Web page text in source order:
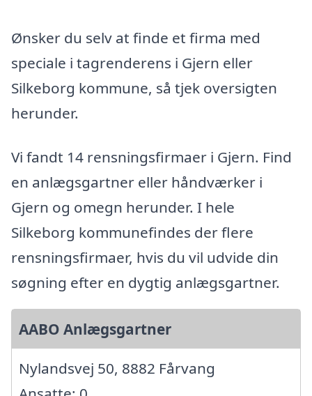
Ønsker du selv at finde et firma med
speciale i tagrenderens i Gjern eller
Silkeborg kommune, så tjek oversigten
herunder.
Vi fandt 14 rensningsfirmaer i Gjern. Find
en anlægsgartner eller håndværker i
Gjern og omegn herunder. I hele
Silkeborg kommunefindes der flere
rensningsfirmaer, hvis du vil udvide din
søgning efter en dygtig anlægsgartner.
AABO Anlægsgartner
Nylandsvej 50, 8882 Fårvang